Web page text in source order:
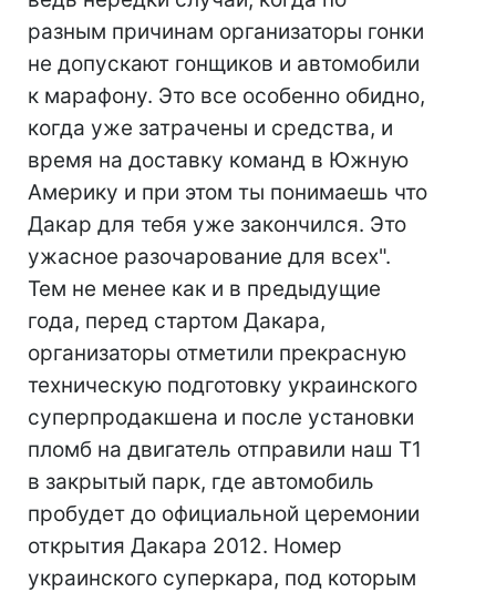
разным причинам организаторы гонки
не допускают гонщиков и автомобили
к марафону. Это все особенно обидно,
когда уже затрачены и средства, и
время на доставку команд в Южную
Америку и при этом ты понимаешь что
Дакар для тебя уже закончился. Это
ужасное разочарование для всех".
Тем не менее как и в предыдущие
года, перед стартом Дакара,
организаторы отметили прекрасную
техническую подготовку украинского
суперпродакшена и после установки
пломб на двигатель отправили наш Т1
в закрытый парк, где автомобиль
пробудет до официальной церемонии
открытия Дакара 2012. Номер
украинского суперкара, под которым